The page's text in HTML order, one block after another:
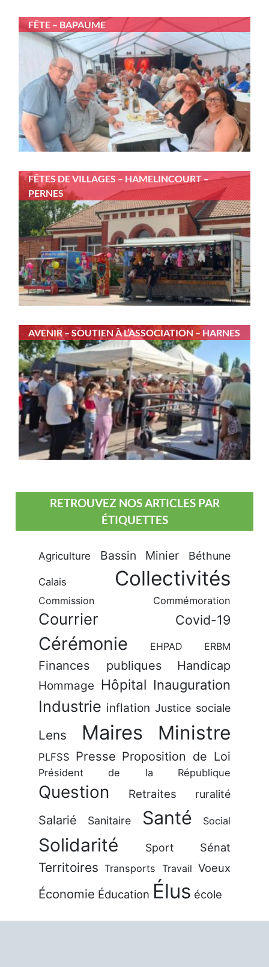
FÊTE – BAPAUME
FÊTES DE VILLAGES – HAMELINCOURT –
PERNES
AVENIR – SOUTIEN À L’ASSOCIATION – HARNES
RETROUVEZ NOS ARTICLES PAR
ÉTIQUETTES
Agriculture Bassin Minier Béthune
Calais Collectivités
Commission Commémoration
Courrier Covid-19
Cérémonie EHPAD ERBM
Finances publiques Handicap
Hommage Hôpital Inauguration
Industrie inflation Justice sociale
Lens Maires Ministre
PLFSS Presse Proposition de Loi
Président de la République
Question Retraites ruralité
Salarié Sanitaire Santé Social
Solidarité Sport Sénat
Territoires Transports Travail Voeux
Économie Éducation Élus école